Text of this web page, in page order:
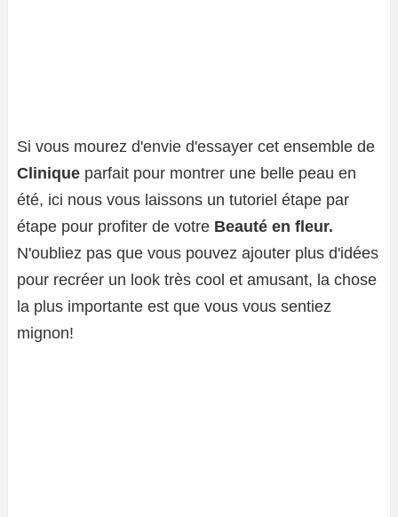
Si vous mourez d'envie d'essayer cet ensemble de
Clinique parfait pour montrer une belle peau en
été, ici nous vous laissons un tutoriel étape par
étape pour profiter de votre Beauté en fleur.
N'oubliez pas que vous pouvez ajouter plus d'idées
pour recréer un look très cool et amusant, la chose
la plus importante est que vous vous sentiez
mignon!